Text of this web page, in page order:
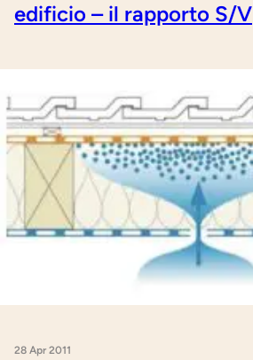
edificio – il rapporto S/V
28 Apr 2011